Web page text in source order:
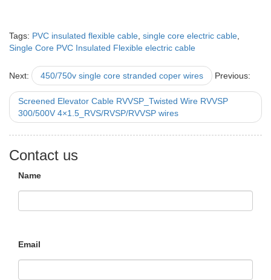
Tags: PVC insulated flexible cable single core electric cable
Single Core PVC Insulated Flexible electric cable
Next: 450/750v single core stranded coper wires Previous:
Screened Elevator Cable RVVSP_Twisted Wire RVVSP
300/500V 4×1.5_RVS/RVSP/RVVSP wires
Contact us
Name
Email